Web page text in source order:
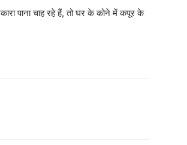
पाना चाह रहे हैं, तो घर के कोने में कपूर के